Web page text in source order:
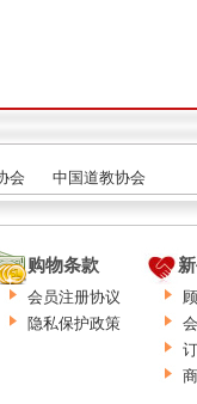
会 中国道教协会
购物条款
会员注册协议
隐私保护政策